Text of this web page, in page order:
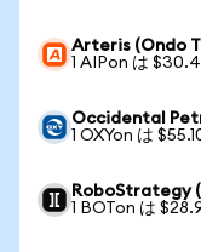
Arteris (Ondo
1 AIPon は
Occidental
1 OXYon は
RoboStrategy
1 BOTon は